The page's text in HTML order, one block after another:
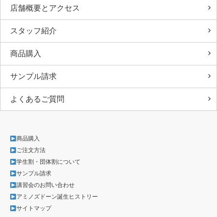
店舗概要とアクセス
スタッフ紹介
商品購入
サンプル請求
よくあるご質問
商品購入
ご注文方法
学生割・団体割について
サンプル請求
講習会のお問い合わせ
アミノズドーン誕生ヒストリー
サイトマップ